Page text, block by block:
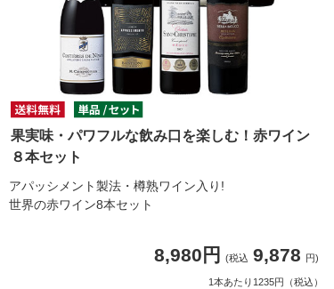
果実味・パワフルな飲み口を楽しむ！赤ワイン
８本セット
アパッシメント製法・樽熟ワイン入り!
世界の赤ワイン8本セット
8,980円 (税込 9,878 円)
1本あたり1235円（税込）